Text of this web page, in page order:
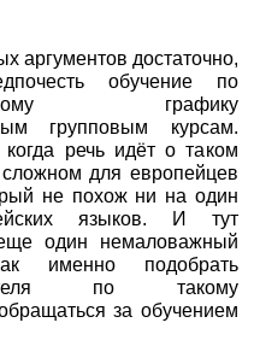
аргументов достаточно,
обучение по
графику
групповым курсам.
речь идёт о таком
сложном для европейцев
не похож ни на один
языков. И тут
один немаловажный
именно подобрать
по такому
за обучением